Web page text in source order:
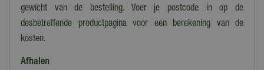
5 cm
gewicht van de bestelling. Voer je postcode in op de
desbetreffende productpagina voor een berekening van de
kosten.
Afhalen